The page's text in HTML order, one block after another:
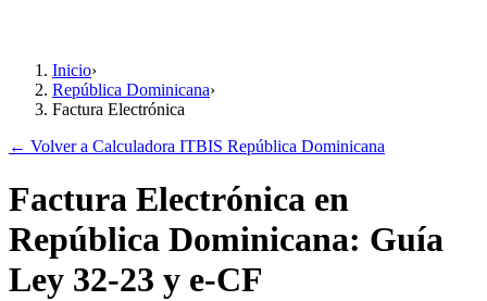
Inicio›
República Dominicana›
Factura Electrónica
← Volver a Calculadora ITBIS República Dominicana
Factura Electrónica en
República Dominicana: Guía
Ley 32-23 y e-CF